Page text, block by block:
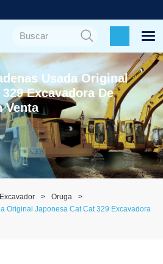
Usada Original
Excavadora De
Venta
Excavador
Oruga
Original Japonesa Cat Cat 329 Excavadora